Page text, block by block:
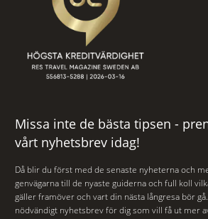
Missa inte de bästa tipsen -
vårt nyhetsbrev idag!
Då blir du först med de senaste nyheterna och
genvägarna till de nyaste guiderna och full koll
gäller framöver och vart din nästa långresa bör
nödvändigt nyhetsbrev för dig som vill få ut mer